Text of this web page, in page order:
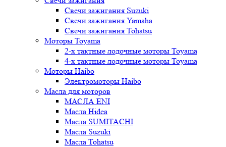
Свечи зажигания Suzuki
Свечи зажигания Yamaha
Свечи зажигания Tohatsu
Моторы Toyama
2-х тактные лодочные моторы Toyama
4-х тактные лодочные моторы Toyama
Моторы Haibo
Электромоторы Haibo
Масла для моторов
МАСЛА ENI
Масла Hidea
Масла SUMITACHI
Масла Suzuki
Масла Tohatsu